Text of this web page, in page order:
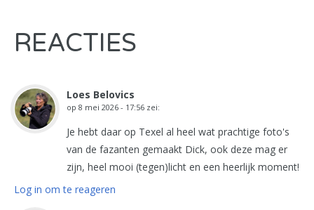
REACTIES
Loes Belovics
op 8 mei 2026 - 17:56 zei:
Je hebt daar op Texel al heel wat prachtige foto's
van de fazanten gemaakt Dick, ook deze mag er
zijn, heel mooi (tegen)licht en een heerlijk moment!
Log in om te reageren